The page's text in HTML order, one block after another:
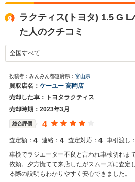
ラクティス(トヨタ) 1.5 G L
た人のクチコミ
投稿者：みんみん都道府県： 富山県
買取店名： ケーユー 高岡店
売却した車：トヨタラクティス
売却時期：2023年3月
総合評価 4
査定額： 4 連絡： 4 査定対応： 4 車引渡し：
車検でラジエーター不良と言われ車検切れま
依頼。夕方慌てて来店したがスムーズに査定
る際の説明もわかりやすく安心できました。